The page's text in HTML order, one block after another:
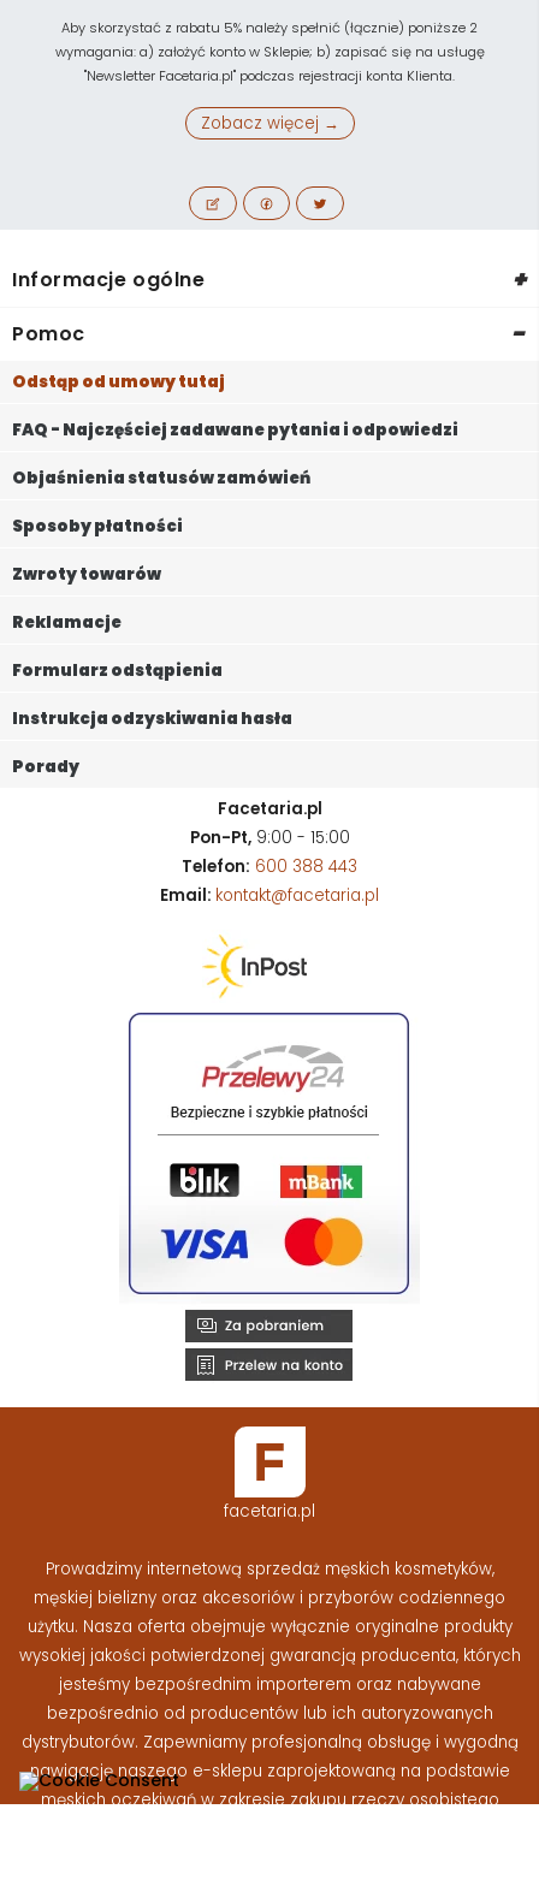
Aby skorzystać z rabatu 5% należy spełnić (łącznie) poniższe 2
wymagania: a) założyć konto w Sklepie; b) zapisać się na usługę
"Newsletter Facetaria.pl" podczas rejestracji konta Klienta.
Zobacz więcej →
Informacje ogólne +
Pomoc -
Odstąp od umowy tutaj
FAQ - Najczęściej zadawane pytania i odpowiedzi
Objaśnienia statusów zamówień
Sposoby płatności
Zwroty towarów
Reklamacje
Formularz odstąpienia
Instrukcja odzyskiwania hasła
Porady
Facetaria.pl
Pon-Pt,9:00 - 15:00
Telefon: 600 388 443
Email: kontakt@facetaria.pl
facetaria.pl
Prowadzimy internetową sprzedaż męskich kosmetyków,
męskiej bielizny oraz akcesoriów i przyborów codziennego
użytku. Nasza oferta obejmuje wyłącznie oryginalne produkty
wysokiej jakości potwierdzonej gwarancją producenta, których
jesteśmy bezpośrednim importerem oraz nabywane
bezpośrednio od producentów lub ich autoryzowanych
dystrybutorów. Zapewniamy profesjonalną obsługę i wygodną
nawigację naszego e-sklepu zaprojektowaną na podstawie
męskich oczekiwań w zakresie zakupu rzeczy osobistego